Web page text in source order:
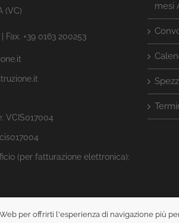
(VC)
Fax. +39 0163 200253
VCIS017004
(per fatturazione elettronica):
mesi
per offrirti l'esperienza di navigazione più